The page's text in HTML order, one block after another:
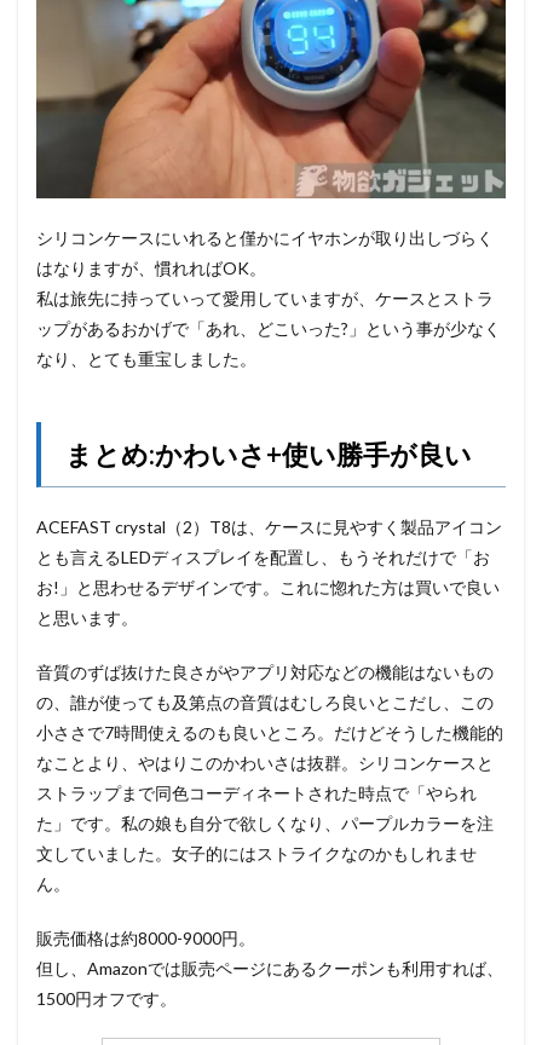
シリコンケースにいれると僅かにイヤホンが取り出しづらく
はなりますが、慣れればOK。
私は旅先に持っていって愛用していますが、ケースとストラ
ップがあるおかげで「あれ、どこいった?」という事が少なく
なり、とても重宝しました。
まとめ:かわいさ+使い勝手が良い
ACEFAST crystal（2）T8は、ケースに見やすく製品アイコン
とも言えるLEDディスプレイを配置し、もうそれだけで「お
お!」と思わせるデザインです。これに惚れた方は買いで良い
と思います。
音質のずば抜けた良さがやアプリ対応などの機能はないもの
の、誰が使っても及第点の音質はむしろ良いとこだし、この
小ささで7時間使えるのも良いところ。だけどそうした機能的
なことより、やはりこのかわいさは抜群。シリコンケースと
ストラップまで同色コーディネートされた時点で「やられ
た」です。私の娘も自分で欲しくなり、パープルカラーを注
文していました。女子的にはストライクなのかもしれませ
ん。
販売価格は約8000-9000円。
但し、Amazonでは販売ページにあるクーポンも利用すれば、
1500円オフです。